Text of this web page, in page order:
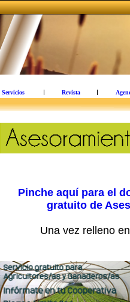
Servicios Revista
Pinche aquí para el
gratuito de
Una vez relleno